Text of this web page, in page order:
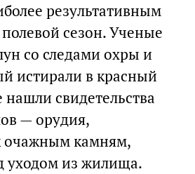
результативным
сезон. Ученые
со следами охры и
истирали в красный
свидетельства
— орудия,
очажным камням,
уходом из жилища.